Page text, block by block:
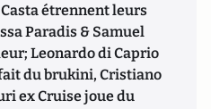
étrennent leurs
Paradis & Samuel
Leonardo di Caprio
du brukini, Cristiano
ex Cruise joue du